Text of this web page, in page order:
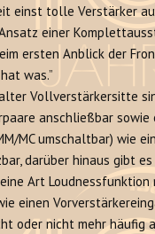
einst tolle Verstärker
einer
ersten Anblick der
was.”
Vollverstärkersitte
anschließbar sowie
MC umschaltbar) wie
darüber hinaus gibt
Art Loudnessfunktion
einen
oder nicht mehr häufig